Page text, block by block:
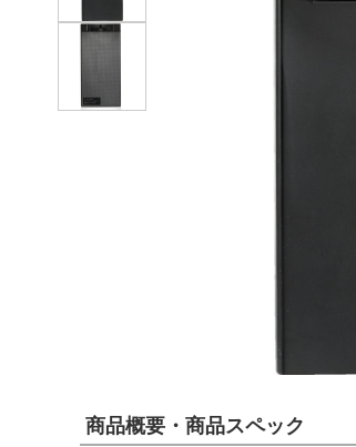
商品概要・商品スペック